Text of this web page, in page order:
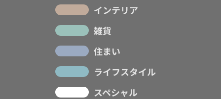
インテリア
雑貨
住まい
ライフスタイル
スペシャル